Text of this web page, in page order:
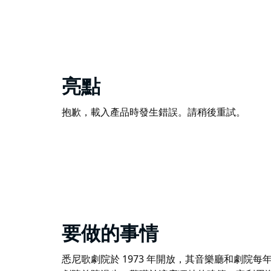
亮點
抱歉，載入產品時發生錯誤。請稍後重試。
要做的事情
悉尼歌劇院於 1973 年開放，其音樂廳和劇院每